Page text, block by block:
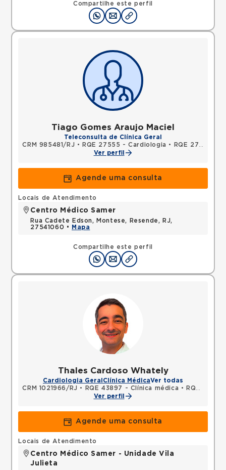
Compartilhe este perfil
Tiago Gomes Araujo Maciel
Teleconsulta de Clínica Geral
CRM 985481/RJ • RQE 27555 - Cardiologia •
RQE 27556 - Clínica médica
Ver perfil
Agende uma consulta
Compartilhe este perfil
Locais de Atendimento
Centro Médico Samer
Rua Cadete Edson, Montese, Resende, RJ,
27541060 •
Mapa
Thales Cardoso Whately
Cardiologia Geral Clínica MédicaVer todas
CRM 1021966/RJ • RQE 43897 - Clínica médica •
RQE 43898 - Cardiologia
Ver perfil
Agende uma consulta
Locais de Atendimento
Centro Médico Samer - Unidade Vila
Julieta